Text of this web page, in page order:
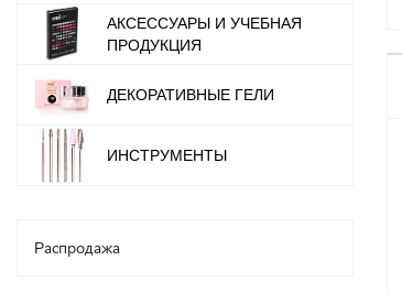
АКСЕССУАРЫ И УЧЕБНАЯ
ПРОДУКЦИЯ
ДЕКОРАТИВНЫЕ ГЕЛИ
ИНСТРУМЕНТЫ
Распродажа